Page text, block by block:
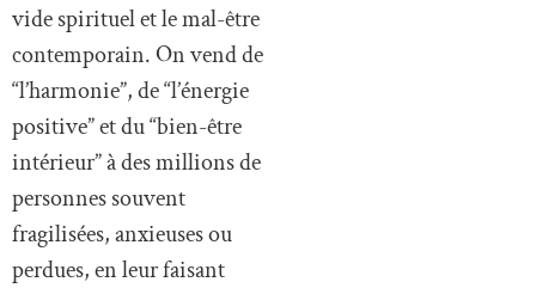
vide spirituel et le mal-être
contemporain. On vend de
“l’harmonie”, de “l’énergie
positive” et du “bien-être
intérieur” à des millions de
personnes souvent
fragilisées, anxieuses ou
perdues, en leur faisant